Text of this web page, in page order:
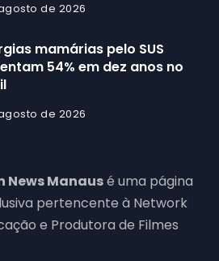
de 2026
mamárias pelo SUS
54% em dez anos no
de 2026
News Manausé uma página
pertencente à Network
e Produtora de Filmes